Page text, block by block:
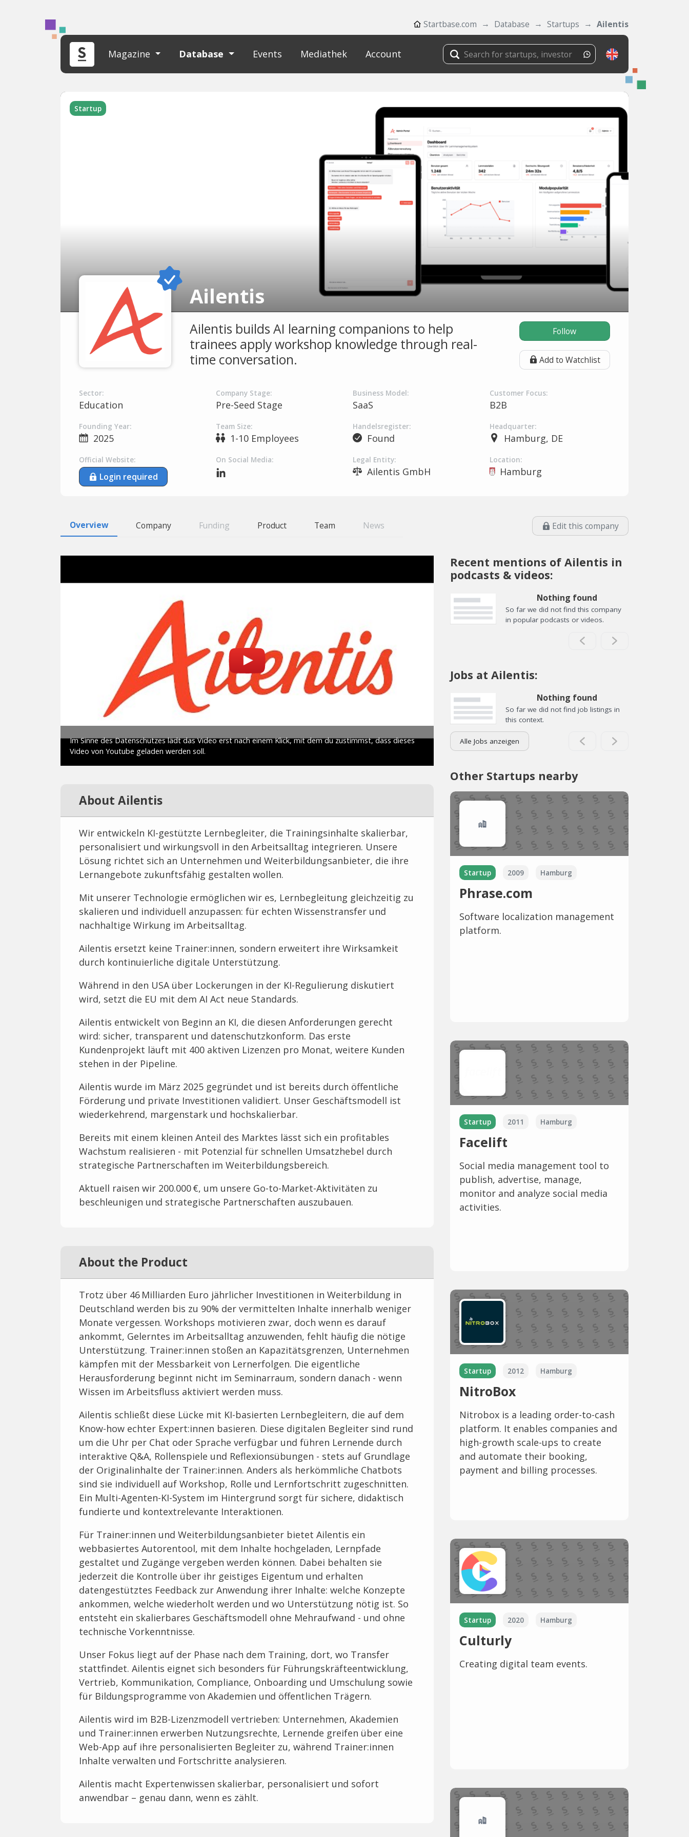
Startbase.com Database Startups Ailentis
Magazine Database Events Mediathek Account
Startup
Ailentis
Ailentis builds AI learning companions to help
trainees apply workshop knowledge through real-
time conversation.
Follow
Add to Watchlist
Sector:
Education
Company Stage:
Pre-Seed Stage
Business Model:
SaaS
Customer Focus:
B2B
Founding Year:
2025
Team Size:
1-10 Employees
Handelsregister:
Found
Headquarter:
Hamburg, DE
Official Website:
Login required
On Social Media: Legal Entity:
Ailentis GmbH
Location:
Hamburg
Overview Company Funding Product Team News Edit this company
About Ailentis
Wir entwickeln KI-gestützte Lernbegleiter, die Trainingsinhalte skalierbar,
personalisiert und wirkungsvoll in den Arbeitsalltag integrieren. Unsere
Lösung richtet sich an Unternehmen und Weiterbildungsanbieter, die ihre
Lernangebote zukunftsfähig gestalten wollen.
Mit unserer Technologie ermöglichen wir es, Lernbegleitung gleichzeitig zu
skalieren und individuell anzupassen: für echten Wissenstransfer und
nachhaltige Wirkung im Arbeitsalltag.
Ailentis ersetzt keine Trainer:innen, sondern erweitert ihre Wirksamkeit
durch kontinuierliche digitale Unterstützung.
Während in den USA über Lockerungen in der KI-Regulierung diskutiert
wird, setzt die EU mit dem AI Act neue Standards.
Ailentis entwickelt von Beginn an KI, die diesen Anforderungen gerecht
wird: sicher, transparent und datenschutzkonform. Das erste
Kundenprojekt läuft mit 400 aktiven Lizenzen pro Monat, weitere Kunden
stehen in der Pipeline.
Ailentis wurde im März 2025 gegründet und ist bereits durch öffentliche
Förderung und private Investitionen validiert. Unser Geschäftsmodell ist
wiederkehrend, margenstark und hochskalierbar.
Bereits mit einem kleinen Anteil des Marktes lässt sich ein profitables
Wachstum realisieren - mit Potenzial für schnellen Umsatzhebel durch
strategische Partnerschaften im Weiterbildungsbereich.
Aktuell raisen wir 200.000 €, um unsere Go-to-Market-Aktivitäten zu
beschleunigen und strategische Partnerschaften auszubauen.
About the Product
Trotz über 46 Milliarden Euro jährlicher Investitionen in Weiterbildung in
Deutschland werden bis zu 90% der vermittelten Inhalte innerhalb weniger
Monate vergessen. Workshops motivieren zwar, doch wenn es darauf
ankommt, Gelerntes im Arbeitsalltag anzuwenden, fehlt häufig die nötige
Unterstützung. Trainer:innen stoßen an Kapazitätsgrenzen, Unternehmen
kämpfen mit der Messbarkeit von Lernerfolgen. Die eigentliche
Herausforderung beginnt nicht im Seminarraum, sondern danach - wenn
Wissen im Arbeitsfluss aktiviert werden muss.
Ailentis schließt diese Lücke mit KI-basierten Lernbegleitern, die auf dem
Know-how echter Expert:innen basieren. Diese digitalen Begleiter sind rund
um die Uhr per Chat oder Sprache verfügbar und führen Lernende durch
interaktive Q&A, Rollenspiele und Reflexionsübungen - stets auf Grundlage
der Originalinhalte der Trainer:innen. Anders als herkömmliche Chatbots
sind sie individuell auf Workshop, Rolle und Lernfortschritt zugeschnitten.
Ein Multi-Agenten-KI-System im Hintergrund sorgt für sichere, didaktisch
fundierte und kontextrelevante Interaktionen.
Für Trainer:innen und Weiterbildungsanbieter bietet Ailentis ein
webbasiertes Autorentool, mit dem Inhalte hochgeladen, Lernpfade
gestaltet und Zugänge vergeben werden können. Dabei behalten sie
jederzeit die Kontrolle über ihr geistiges Eigentum und erhalten
datengestütztes Feedback zur Anwendung ihrer Inhalte: welche Konzepte
ankommen, welche wiederholt werden und wo Unterstützung nötig ist. So
entsteht ein skalierbares Geschäftsmodell ohne Mehraufwand - und ohne
technische Vorkenntnisse.
Unser Fokus liegt auf der Phase nach dem Training, dort, wo Transfer
stattfindet. Ailentis eignet sich besonders für Führungskräfteentwicklung,
Vertrieb, Kommunikation, Compliance, Onboarding und Umschulung sowie
für Bildungsprogramme von Akademien und öffentlichen Trägern.
Ailentis wird im B2B-Lizenzmodell vertrieben: Unternehmen, Akademien
und Trainer:innen erwerben Nutzungsrechte, Lernende greifen über eine
Web-App auf ihre personalisierten Begleiter zu, während Trainer:innen
Inhalte verwalten und Fortschritte analysieren.
Ailentis macht Expertenwissen skalierbar, personalisiert und sofort
anwendbar – genau dann, wenn es zählt.
Recent mentions of Ailentis in
podcasts & videos:
Nothing found
So far we did not find this company
in popular podcasts or videos.
Jobs at Ailentis:
Nothing found
So far we did not find job listings in
this context.
Alle Jobs anzeigen
Other Startups nearby
Startup 2009 Hamburg
Phrase.com
Software localization management
platform.
Startup 2011 Hamburg
Facelift
Social media management tool to
publish, advertise, manage,
monitor and analyze social media
activities.
Startup 2012 Hamburg
NitroBox
Nitrobox is a leading order-to-cash
platform. It enables companies and
high-growth scale-ups to create
and automate their booking,
payment and billing processes.
Startup 2020 Hamburg
Culturly
Creating digital team events.